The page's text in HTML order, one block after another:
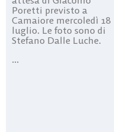
Poretti previsto a
Camaiore mercoledì 18
luglio. Le foto sono di
Stefano Dalle Luche.
...